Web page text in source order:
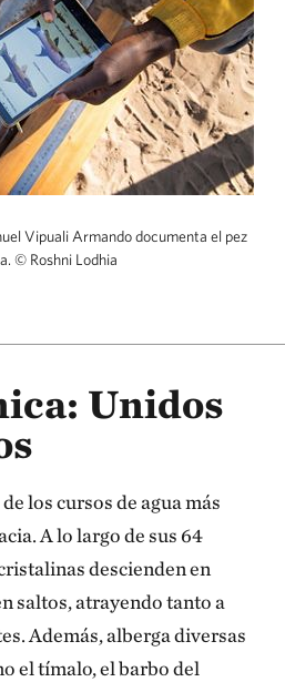
Vipuali Armando documenta el pez
© Roshni Lodhia
Unidos
los cursos de agua más
A lo largo de sus 64
descienden en
saltos, atrayendo tanto a
Además, alberga diversas
el tímalo, el barbo del